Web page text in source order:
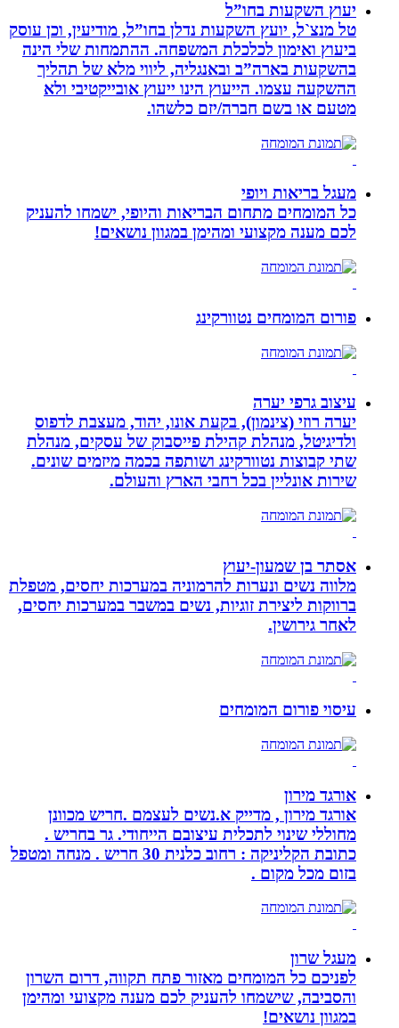
יעוץ השקעות בחו”ל
טל מנצ`ל, יועץ השקעות נדלן בחו”ל, מודיעין, וכן עוסק
ביעוץ ואימון לכלכלת המשפחה. ההתמחות שלי הינה
בהשקעות בארה”ב ובאנגליה, ליווי מלא של תהליך
ההשקעה עצמו. הייעוץ הינו ייעוץ אובייקטיבי ולא
מטעם או בשם חברה/יזם כלשהו.
מעגל בריאות ויופי
כל המומחים מתחום הבריאות והיופי, ישמחו להעניק
לכם מענה מקצועי ומהימן במגוון נושאים!
פורום המומחים נטוורקינג
עיצוב גרפי יערה
יערה רוזי (צינמון), בקעת אונו, יהוד, מעצבת לדפוס
ולדיגיטל, מנהלת קהילת פייסבוק של עסקים, מנהלת
שתי קבוצות נטוורקינג ושותפה בכמה מיזמים שונים.
שירות אונליין בכל רחבי הארץ והעולם.
אסתר בן שמעון-יעוץ
מלווה נשים ונערות להרמוניה במערכות יחסים, מטפלת
ברווקות ליצירת זוגיות, נשים במשבר במערכות יחסים,
לאחר גירושין.
עיסוי פורום המומחים
אורגד מירון
אורגד מירון , מדייק א.נשים לעצמם .חריש מכוונן
מחוללי שינוי לתכלית עיצובם הייחודי. גר בחריש .
כתובת הקליניקה : רחוב כלנית 30 חריש . מנחה ומטפל
בזום מכל מקום .
מעגל שרון
לפניכם כל המומחים מאזור פתח תקווה, דרום השרון
והסביבה, שישמחו להעניק לכם מענה מקצועי ומהימן
במגוון נושאים!